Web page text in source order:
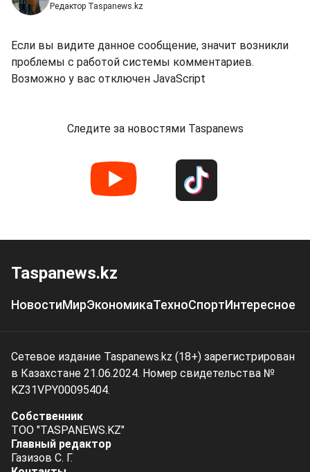
Редактор Taspanews.kz
Если вы видите данное сообщение, значит возникли
проблемы с работой системы комментариев.
Возможно у вас отключен JavaScript
Следите за новостями Taspanews
Taspanews.kz
НовостиМирЭкономикаТехноСпортИнтересное
Сетевое издание Taspanews.kz (18+) зарегистрирован
в Казахстане 21.06.2024. Номер свидетельства №
KZ31VPY00095404.
Собственник
ТОО "TASPANEWS.KZ"
Главный редактор
Газизов С. Г.